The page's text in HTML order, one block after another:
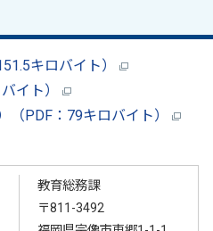
キロバイト）
イト）
（PDF：79キロバイト）
教育総務課
〒811-3492